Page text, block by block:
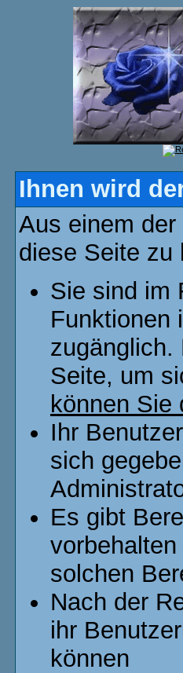
Ihnen wird
Aus einem
diese Seite zu
Sie sind im
Funktionen
zugänglich.
Seite, um
können Sie
Ihr
sich
Es gibt
solchen
Nach der
ihr
können